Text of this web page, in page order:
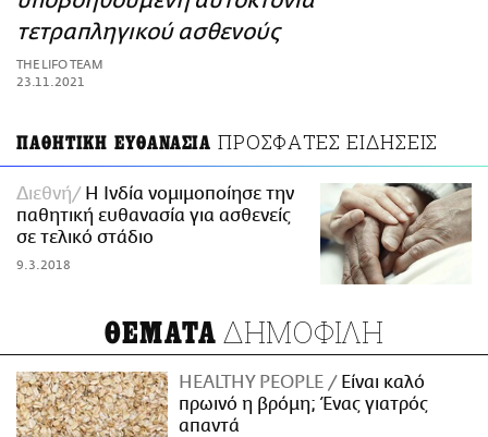
ΑΜΠΑ
PRINT
τετραπληγικού ασθενούς
THE LIFO TEAM
23.11.2021
ΠΑΘΗΤΙΚΗ ΕΥΘΑΝΑΣΙΑ ΠΡΟΣΦΑΤΕΣ ΕΙΔΗΣΕΙΣ
Διεθνή
Η Ινδία νομιμοποίησε την
παθητική ευθανασία για ασθενείς
σε τελικό στάδιο
9.3.2018
ΘΕΜΑΤΑ ΔΗΜΟΦΙΛΗ
HEALTHY PEOPLE
Είναι καλό
πρωινό η βρόμη; Ένας γιατρός
απαντά